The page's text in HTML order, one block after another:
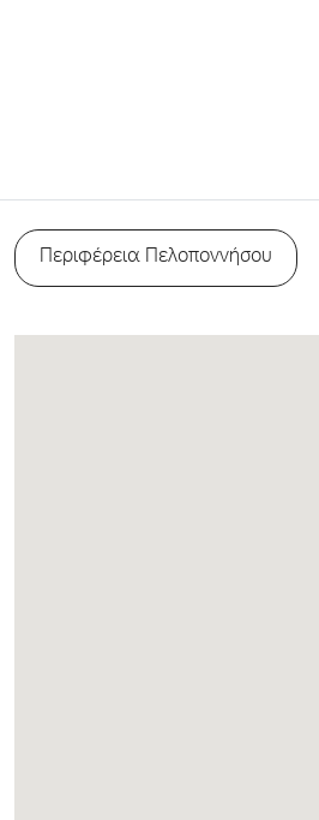
Περιφέρεια Πελοποννήσου